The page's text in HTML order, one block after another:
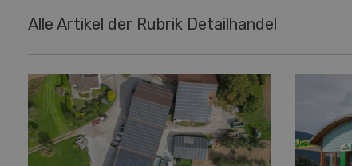
Alle Artikel der Rubrik Detailhandel